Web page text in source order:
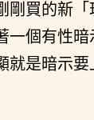
剛買的新
一個有性
就是暗示